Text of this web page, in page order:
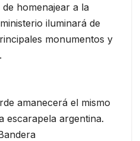
homenajear a la
iluminará de
monumentos y
amanecerá el mismo
escarapela argentina.